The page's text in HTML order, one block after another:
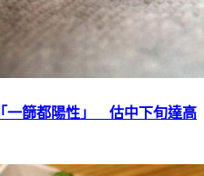
一篩都陽性」 估中下旬達高